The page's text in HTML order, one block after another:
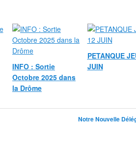
INFO : Sortie
Octobre 2025 dans
la Drôme
PETANQUE
JUIN
Notre Nouvelle